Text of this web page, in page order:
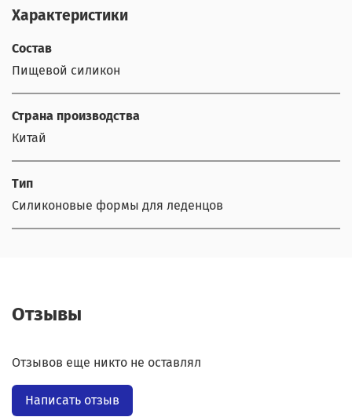
Характеристики
Состав
Пищевой силикон
Страна производства
Китай
Тип
Силиконовые формы для леденцов
Отзывы
Отзывов еще никто не оставлял
Написать отзыв